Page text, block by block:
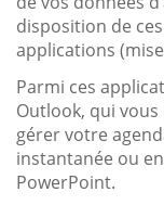
disposition de
applications
Parmi ces
Outlook, qui
gérer votre
instantanée ou
PowerPoint.